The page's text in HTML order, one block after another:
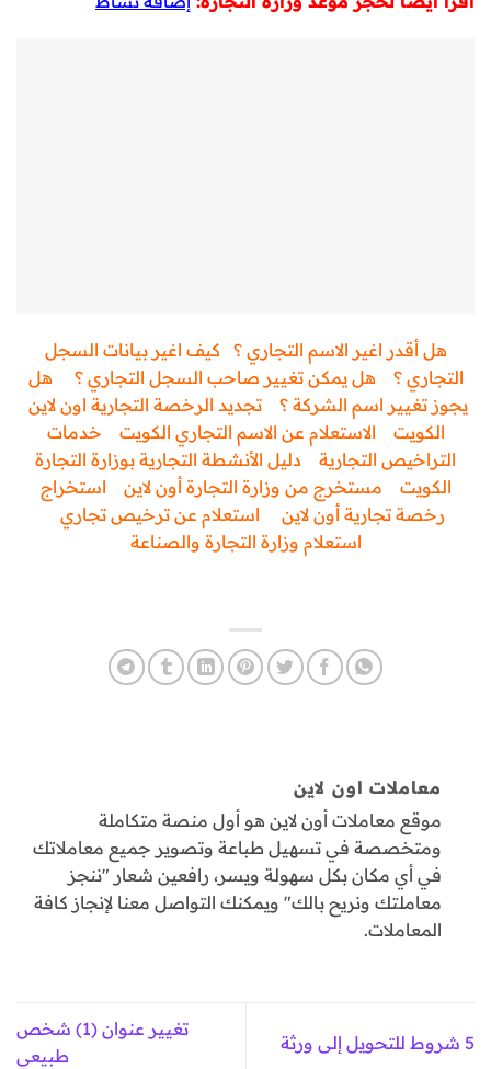
هل أقدر اغير الاسم التجاري ؟
كيف اغير بيانات السجل
التجاري ؟
هل يمكن تغيير صاحب السجل التجاري ؟
هل
يجوز تغيير اسم الشركة ؟
تجديد الرخصة التجارية اون لاين
الكويت
الاستعلام عن الاسم التجاري الكويت
خدمات
التراخيص التجارية
دليل الأنشطة التجارية بوزارة التجارة
الكويت
مستخرج من وزارة التجارة أون لاين
استخراج
رخصة تجارية أون لاين
استعلام عن ترخيص تجاري
استعلام وزارة التجارة والصناعة
معاملات اون لاين
موقع معاملات أون لاين هو أول منصة متكاملة
ومتخصصة في تسهيل طباعة وتصوير جميع معاملاتك
في أي مكان بكل سهولة ويسر، رافعين شعار "ننجز
معاملتك ونريح بالك" ويمكنك التواصل معنا لإنجاز كافة
المعاملات.
5 شروط للتحويل إلى ورثة
تغيير عنوان (1) شخص
طبيعي